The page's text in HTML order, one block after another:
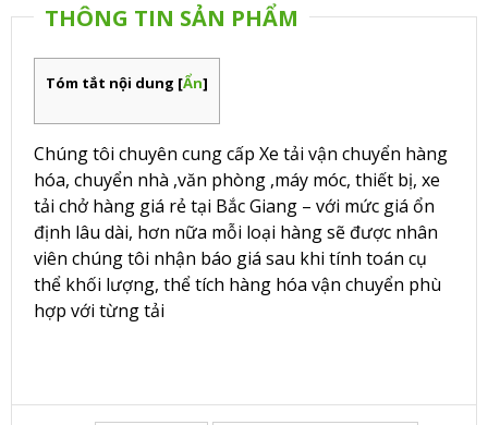
THÔNG TIN SẢN PHẨM
Tóm tắt nội dung [Ẩn]
Chúng tôi chuyên cung cấp Xe tải vận chuyển hàng
hóa, chuyển nhà ,văn phòng ,máy móc, thiết bị, xe
tải chở hàng giá rẻ tại Bắc Giang – với mức giá ổn
định lâu dài, hơn nữa mỗi loại hàng sẽ được nhân
viên chúng tôi nhận báo giá sau khi tính toán cụ
thể khối lượng, thể tích hàng hóa vận chuyển phù
hợp với từng tải